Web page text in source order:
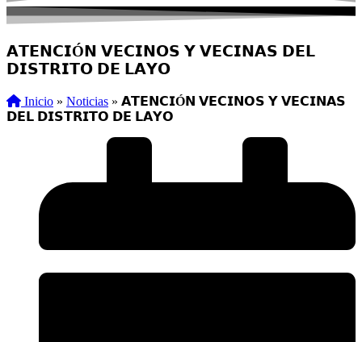
𝗔𝗧𝗘𝗡𝗖𝗜Ó𝗡 𝗩𝗘𝗖𝗜𝗡𝗢𝗦 𝗬 𝗩𝗘𝗖𝗜𝗡𝗔𝗦 𝗗𝗘𝗟
𝗗𝗜𝗦𝗧𝗥𝗜𝗧𝗢 𝗗𝗘 𝗟𝗔𝗬𝗢
Inicio » Noticias » 𝗔𝗧𝗘𝗡𝗖𝗜Ó𝗡 𝗩𝗘𝗖𝗜𝗡𝗢𝗦 𝗬 𝗩𝗘𝗖𝗜𝗡𝗔𝗦
𝗗𝗘𝗟 𝗗𝗜𝗦𝗧𝗥𝗜𝗧𝗢 𝗗𝗘 𝗟𝗔𝗬𝗢